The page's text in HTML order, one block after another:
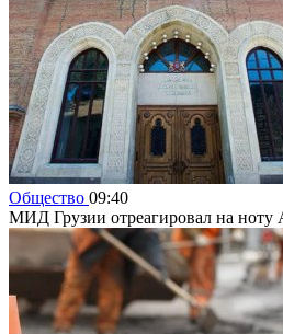
Общество 09:40
МИД Грузии отреагировал на ноту